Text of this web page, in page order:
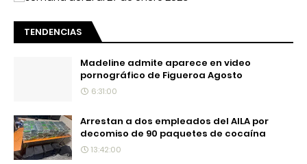
TENDENCIAS
Madeline admite aparece en video
pornográfico de Figueroa Agosto
6:31:00
Arrestan a dos empleados del AILA por
decomiso de 90 paquetes de cocaína
13:42:00